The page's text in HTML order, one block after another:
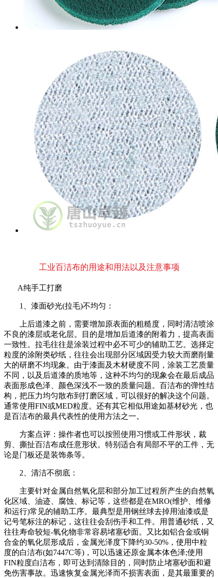
工业百洁布的用途和用法以及注意事项
A纯手工打磨
1、漆面砂光(拉毛)不均匀：
上后道漆之前，需要增加原表面的粗糙度，同时清洁喷涂
不良的漆层或老化层。目的是增加后道漆的附着力，提高表面
一致性。拉毛往往是涂装过程中必不可少的辅助工艺。选择定
粒度的涂附类砂纸，往往会出现部分区域因受力较大而磨削量
大的研磨不均现象。由于漆面及木材硬度不同，涂装工艺质量
不同，以及后道漆的质地等，这种不均匀的现象会在最后成品
表面形成色泽、颜色深浅不一致的质量问题。百洁布的弹性结
构，把压力均匀散布到打磨区域，可以很好的解决这个问题。
通常使用FIN或MED粒度。还有其它相似用途如基材砂光，也
是百洁布的最具代表性的使用方法之一。
方案点评：操作者也可以按照使用习惯或工件形状，裁
剪、撕扯百洁布成任意形状。特别适合有局部不平的工件，无
论是门板还是装饰条等。
2、清洁不彻底：
主要针对金属自然氧化层和部分加工过程所产生的自然氧
化区域、油迹、腐蚀、标记等，这些都是在MRO(维护、维修
和运行)常见的辅助工序。最典型是用钢丝球去掉用油漆或是
记号笔标注的标记，这往往会刮伤手和工件。用普通砂纸，又
往往寿命较短-氧化物非常容易堵塞砂面。又比如铝合金或铜
合金的氧化层形成后，金属光泽度下降约30-50%，使用中粒
度的白洁布(如7447C等)，可以迅速还原金属本体色泽;使用
FIN粒度白洁布，即可达到清除目的，同时防止堵塞砂面和避
免伤害事故。迅速恢复金属光泽而不损害表面，是其最重要的